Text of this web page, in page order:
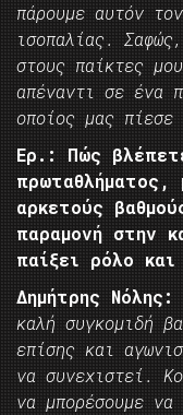
πάρουμε αυτόν
ισοπαλίας.
στους παίκτες
απέναντι σε ένα
οποίος μας πίεσε
Ερ.: Πώς
πρωταθλήματος,
αρκετούς
παραμονή στην
παίξει ρόλο
Δημήτρης Νόλης:
καλή συγκομιδή
επίσης και
να συνεχιστεί.
να μπορέσουμε να